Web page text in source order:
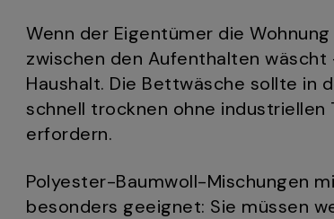
Wenn der Eigentümer die
zwischen den Aufenthalten
Haushalt. Die Bettwäsche sollte in
schnell trocknen ohne industriellen
erfordern.
Polyester-Baumwoll-Mischungen
besonders geeignet: Sie müssen